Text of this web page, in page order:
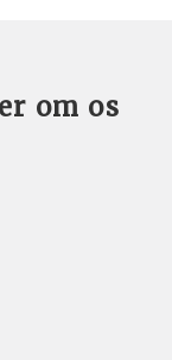
om os